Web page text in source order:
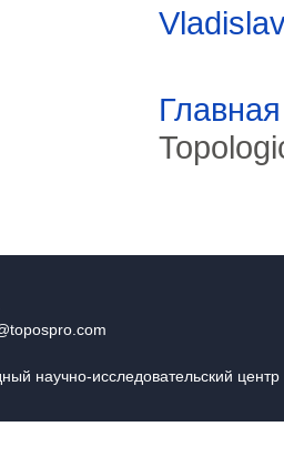
Главная
научно-исследовательский